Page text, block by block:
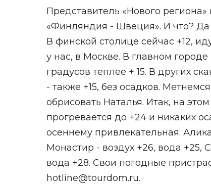
Представитель «Нового
«Финляндия - Швеция». И что? Да
В финской столице сейчас +12,
у нас, в Москве. В главном
градусов теплее + 15. В других
- также +15, без осадков.
обрисовать Наталья. Итак, на
прогревается до +24 и никаких
осеннему привлекательная:
Монастир - воздух +26, вода +25,
вода +28. Свои погодные
hotline@tourdom.ru.